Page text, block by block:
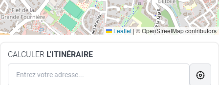
Leaflet | © OpenStreetMap contributors
CALCULER L'ITINÉRAIRE